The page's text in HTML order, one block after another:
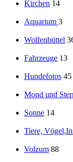
Kirchen 14
Aquarium 3
Wolfenbüttel
Fahrzeuge 13
Hundefotos 45
Mond und
Sonne 14
Tiere,
Volzum 88